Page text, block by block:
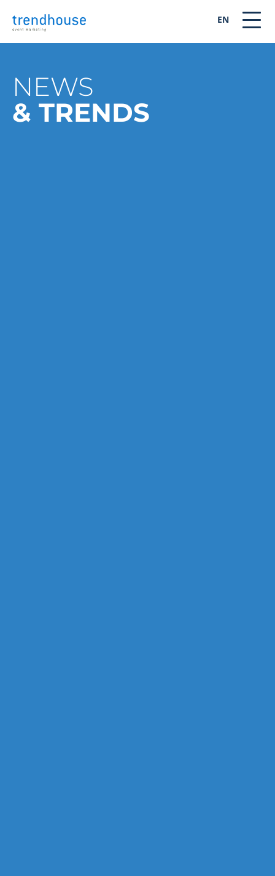
EN
NEWS
& TRENDS